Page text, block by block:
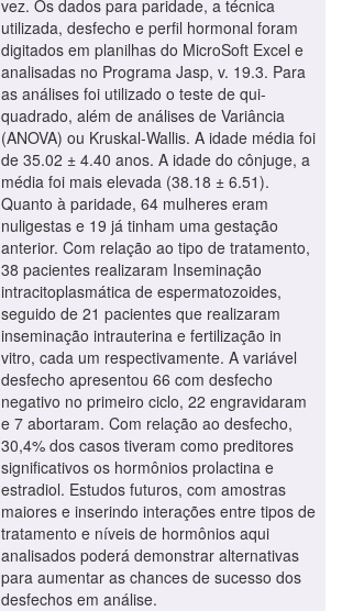
vez. Os dados para paridade, a técnica
utilizada, desfecho e perfil hormonal foram
digitados em planilhas do MicroSoft Excel e
analisadas no Programa Jasp, v. 19.3. Para
as análises foi utilizado o teste de qui-
quadrado, além de análises de Variância
(ANOVA) ou Kruskal-Wallis. A idade média foi
de 35.02 ± 4.40 anos. A idade do cônjuge, a
média foi mais elevada (38.18 ± 6.51).
Quanto à paridade, 64 mulheres eram
nuligestas e 19 já tinham uma gestação
anterior. Com relação ao tipo de tratamento,
38 pacientes realizaram Inseminação
intracitoplasmática de espermatozoides,
seguido de 21 pacientes que realizaram
inseminação intrauterina e fertilização in
vitro, cada um respectivamente. A variável
desfecho apresentou 66 com desfecho
negativo no primeiro ciclo, 22 engravidaram
e 7 abortaram. Com relação ao desfecho,
30,4% dos casos tiveram como preditores
significativos os hormônios prolactina e
estradiol. Estudos futuros, com amostras
maiores e inserindo interações entre tipos de
tratamento e níveis de hormônios aqui
analisados poderá demonstrar alternativas
para aumentar as chances de sucesso dos
desfechos em análise.